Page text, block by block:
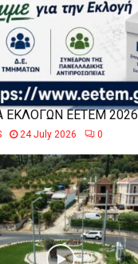
ΕΕΤΕΜ 2026
24 July 2026 0